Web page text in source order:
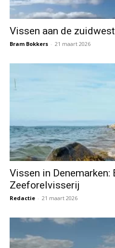
Vissen aan de
Bram Bokkers - 21 maart 2026
Vissen in Denemarken:
Zeeforelvisserij
Redactie - 21 maart 2026